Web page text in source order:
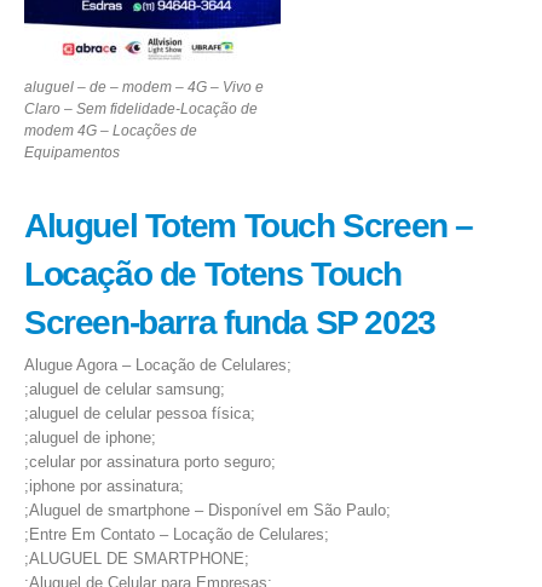
aluguel – de – modem – 4G – Vivo e
Claro – Sem fidelidade-Locação de
modem 4G – Locações de
Equipamentos
Aluguel Totem Touch Screen –
Locação de Totens Touch
Screen-barra funda SP 2023
Alugue Agora – Locação de Celulares;
;aluguel de celular samsung;
;aluguel de celular pessoa física;
;aluguel de iphone;
;celular por assinatura porto seguro;
;iphone por assinatura;
;Aluguel de smartphone – Disponível em São Paulo;
;Entre Em Contato – Locação de Celulares;
;ALUGUEL DE SMARTPHONE;
;Aluguel de Celular para Empresas;